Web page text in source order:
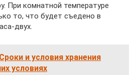
При комнатной температуре
то, что будет съедено в
двух.
Сроки и условия хранения
условиях